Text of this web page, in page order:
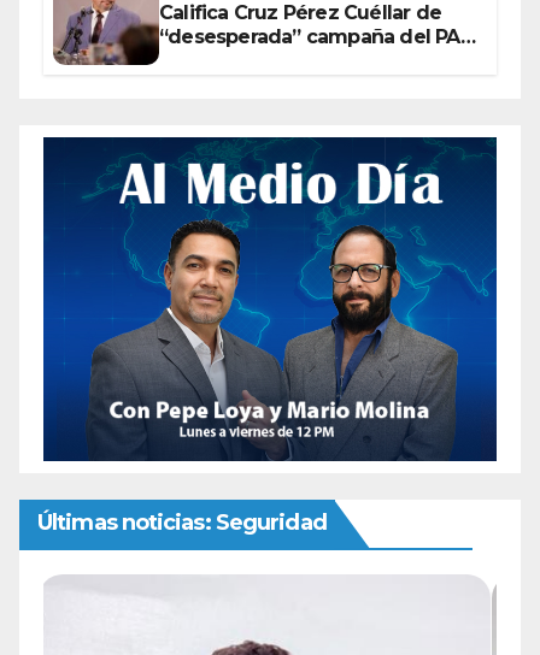
Califica Cruz Pérez Cuéllar de
“desesperada” campaña del PAN
Últimas noticias: Seguridad